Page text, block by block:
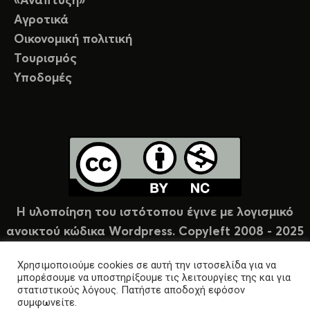
Αγροτικά
Οικονομική πολιτική
Τουρισμός
Υποδομές
Η υλοποίηση του ιστότοπου έγινε με λογισμικό
ανοικτού κώδικα Wordpress. Copyleft 2008 - 2025
Χρησιμοποιούμε cookies σε αυτή την ιστοσελίδα για να
μπορέσουμε να υποστηρίξουμε τις λειτουργίες της και για
στατιστικούς λόγους. Πατήστε αποδοχή εφόσον
συμφωνείτε.